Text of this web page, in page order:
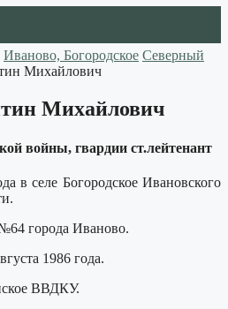
Иваново, Богородское Северный
Михайлович
Михайлович
войны, гвардии ст.лейтенант
в селе Богородское Ивановского
города Иваново.
1986 года.
ВВДКУ.